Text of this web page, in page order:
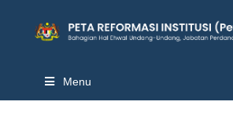
Menu